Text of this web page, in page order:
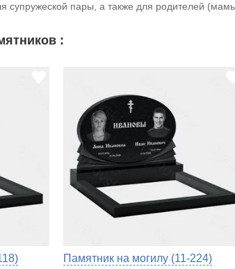
супружеской пары, а также для родителей
:
Памятник на могилу (11-224)